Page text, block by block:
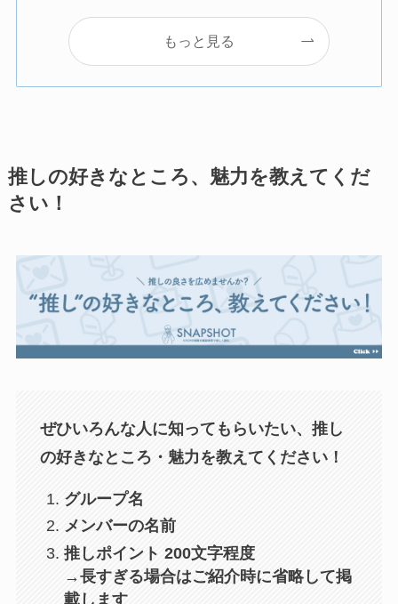
もっと見る
推しの好きなところ、魅力を教えてくだ
さい！
ぜひいろんな人に知ってもらいたい、推し
の好きなところ・魅力を教えてください！
グループ名
メンバーの名前
推しポイント 200文字程度
→長すぎる場合はご紹介時に省略して掲
載します